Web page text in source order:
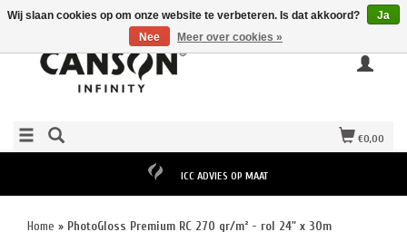
€0,00
ICC ADVIES OP MAAT
Home » PhotoGloss Premium RC 270 gr/m² - rol 24" x 30m
Wij slaan cookies op om onze website te verbeteren. Is dat akkoord?
Ja
Nee
Meer over cookies »